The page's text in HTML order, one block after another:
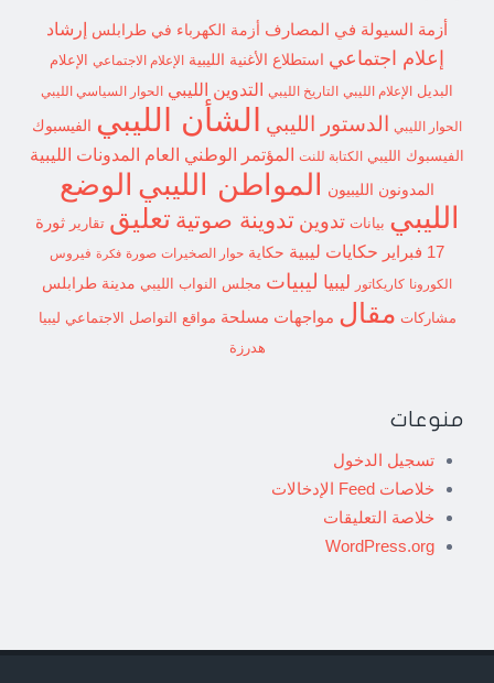
أزمة السيولة في المصارف أزمة الكهرباء في طرابلس إرشاد
إعلام اجتماعي استطلاع الأغنية الليبية الإعلام الاجتماعي
الإعلام
البديل الإعلام الليبي التاريخ الليبي التدوين الليبي الحوار السياسي الليبي
الحوار الليبي الدستور الليبي الشأن الليبي الفيسبوك
الفيسبوك الليبي الكتابة للنت المؤتمر الوطني العام المدونات الليبية
المدونون الليبيون المواطن الليبي الوضع
الليبي بيانات تدوين تدوينة صوتية تعليق تقارير
ثورة
17 فبراير
حكايات ليبية حكاية حوار الصخيرات صورة فكرة فيروس
الكورونا كاريكاتور ليبيا ليبيات مجلس النواب الليبي مدينة طرابلس
مشاركات مقال مواجهات مسلحة مواقع التواصل الاجتماعي ليبيا
هدرزة
منوعات
تسجيل الدخول
خلاصات Feed الإدخالات
خلاصة التعليقات
WordPress.org